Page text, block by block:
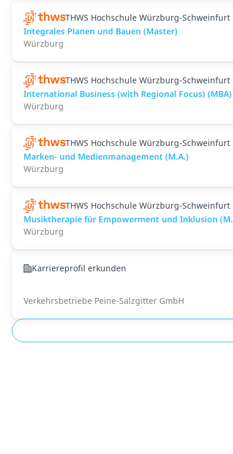
THWS Hochschule Würzburg-Schweinfurt
Integrales Planen und Bauen (Master)
Würzburg
THWS Hochschule Würzburg-Schweinfurt
International Business (with Regional Focus) (MBA)
Würzburg
THWS Hochschule Würzburg-Schweinfurt
Marken- und Medienmanagement (M.A.)
Würzburg
THWS Hochschule Würzburg-Schweinfurt
Musiktherapie für Empowerment und Inklusion
Würzburg
Karriereprofil erkunden
Verkehrsbetriebe Peine-Salzgitter GmbH